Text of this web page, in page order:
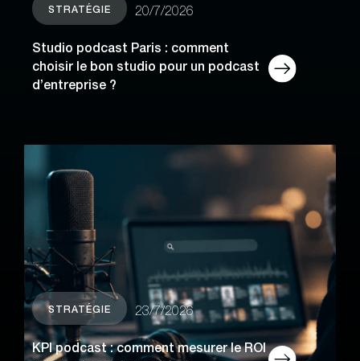
STRATÉGIE 20/7/2026
Studio podcast Paris : comment
choisir le bon studio pour un podcast
d’entreprise ?
STRATÉGIE 23/7/2026
KPI podcast : comment mesurer le ROI